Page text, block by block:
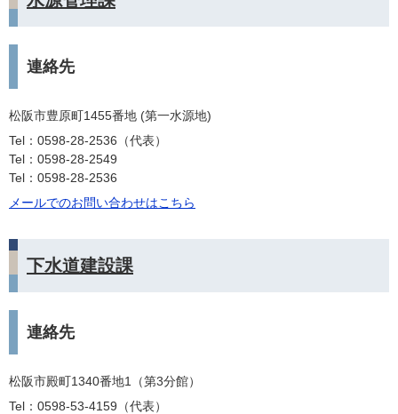
連絡先
松阪市豊原町1455番地 (第一水源地)
Tel：0598-28-2536
代表
Tel：0598-28-2549
Tel：0598-28-2536
メールでのお問い合わせはこちら
下水道建設課
連絡先
松阪市殿町1340番地1（第3分館）
Tel：0598-53-4159
代表